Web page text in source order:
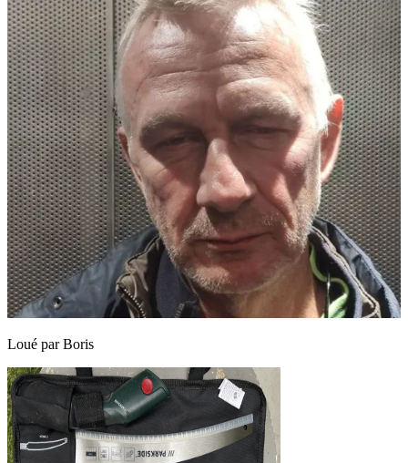
Loué parBoris